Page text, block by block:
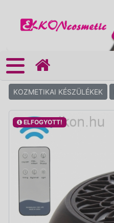
KOZMETIKAI KÉSZÜLÉKEK
ELFOGYOTT!